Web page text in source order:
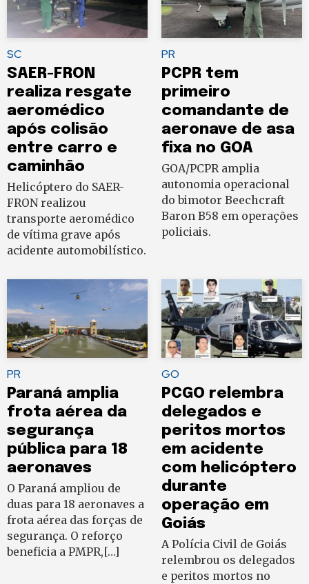
SC
SAER-FRON
realiza resgate
aeromédico
após colisão
entre carro e
caminhão
Helicóptero do SAER-
FRON realizou
transporte aeromédico
de vítima grave após
acidente automobilístico.
PR
PCPR tem
primeiro
comandante de
aeronave de asa
fixa no GOA
GOA/PCPR amplia
autonomia operacional
do bimotor Beechcraft
Baron B58 em operações
policiais.
PR
Paraná amplia
frota aérea da
segurança
pública para 18
aeronaves
O Paraná ampliou de
duas para 18 aeronaves a
frota aérea das forças de
segurança. O reforço
beneficia a PMPR,[…]
GO
PCGO relembra
delegados e
peritos mortos
em acidente
com helicóptero
durante
operação em
Goiás
A Polícia Civil de Goiás
relembrou os delegados
e peritos mortos no